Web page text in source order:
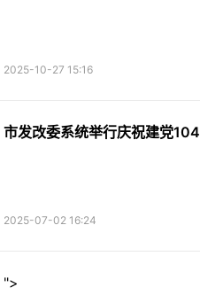
2025-10-27 15:16
市发改委系统举行庆祝建党
2025-07-02 16:24
">